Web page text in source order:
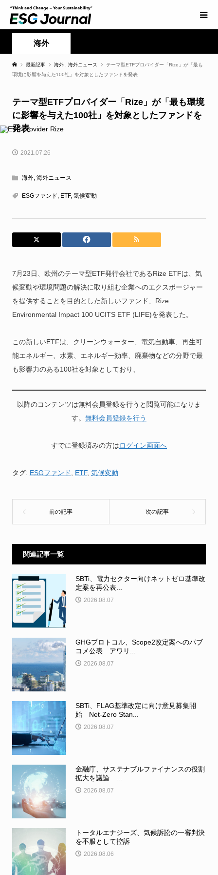
海外
最新記事 海外 海外ニュース
テーマ型ETFプロバイダー「Rize」が「最も
環境に影響を与えた100社」を対象としたファンドを発表
テーマ型ETFプロバイダー「Rize」が「最も環境
に影響を与えた100社」を対象としたファンドを
発表
2021.07.26
海外, 海外ニュース
ESGファンド, ETF, 気候変動
7月23日、欧州のテーマ型ETF発行会社であるRize ETFは、気
候変動や環境問題の解決に取り組む企業へのエクスポージャー
を提供することを目的とした新しいファンド、Rize
Environmental Impact 100 UCITS ETF (LIFE)を発表した。
この新しいETFは、クリーンウォーター、電気自動車、再生可
能エネルギー、水素、エネルギー効率、廃棄物などの分野で最
も影響力のある100社を対象としており、
以降のコンテンツは無料会員登録を行うと閲覧可能になりま
す。 無料会員登録を行う
すでに登録済みの方はログイン画面へ
タグ: ESGファンド ETF, 気候変動
関連記事一覧
SBTi、電力セクター向けネットゼロ基準改
定案を再公表...
2026.08.07
GHGプロトコル、Scope2改定案へのパブ
コメ公表 アワリ...
2026.08.07
SBTi、FLAG基準改定に向け意見募集開
始 Net-Zero Stan...
2026.08.07
金融庁、サステナブルファイナンスの役割
拡大を議論 ...
2026.08.07
トータルエナジーズ、気候訴訟の一審判決
を不服として控訴
2026.08.06